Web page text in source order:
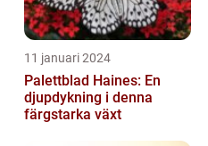
11 januari 2024
Palettblad Haines: En
djupdykning i denna
färgstarka växt